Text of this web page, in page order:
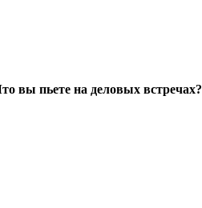
вы пьете на деловых встречах?